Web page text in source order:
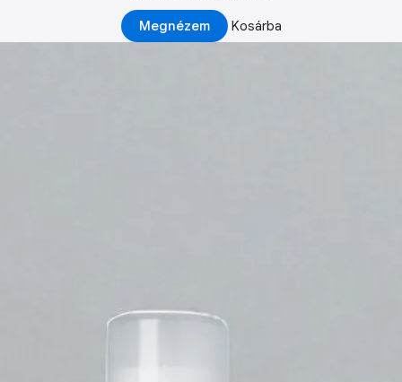
Megnézem Kosárba